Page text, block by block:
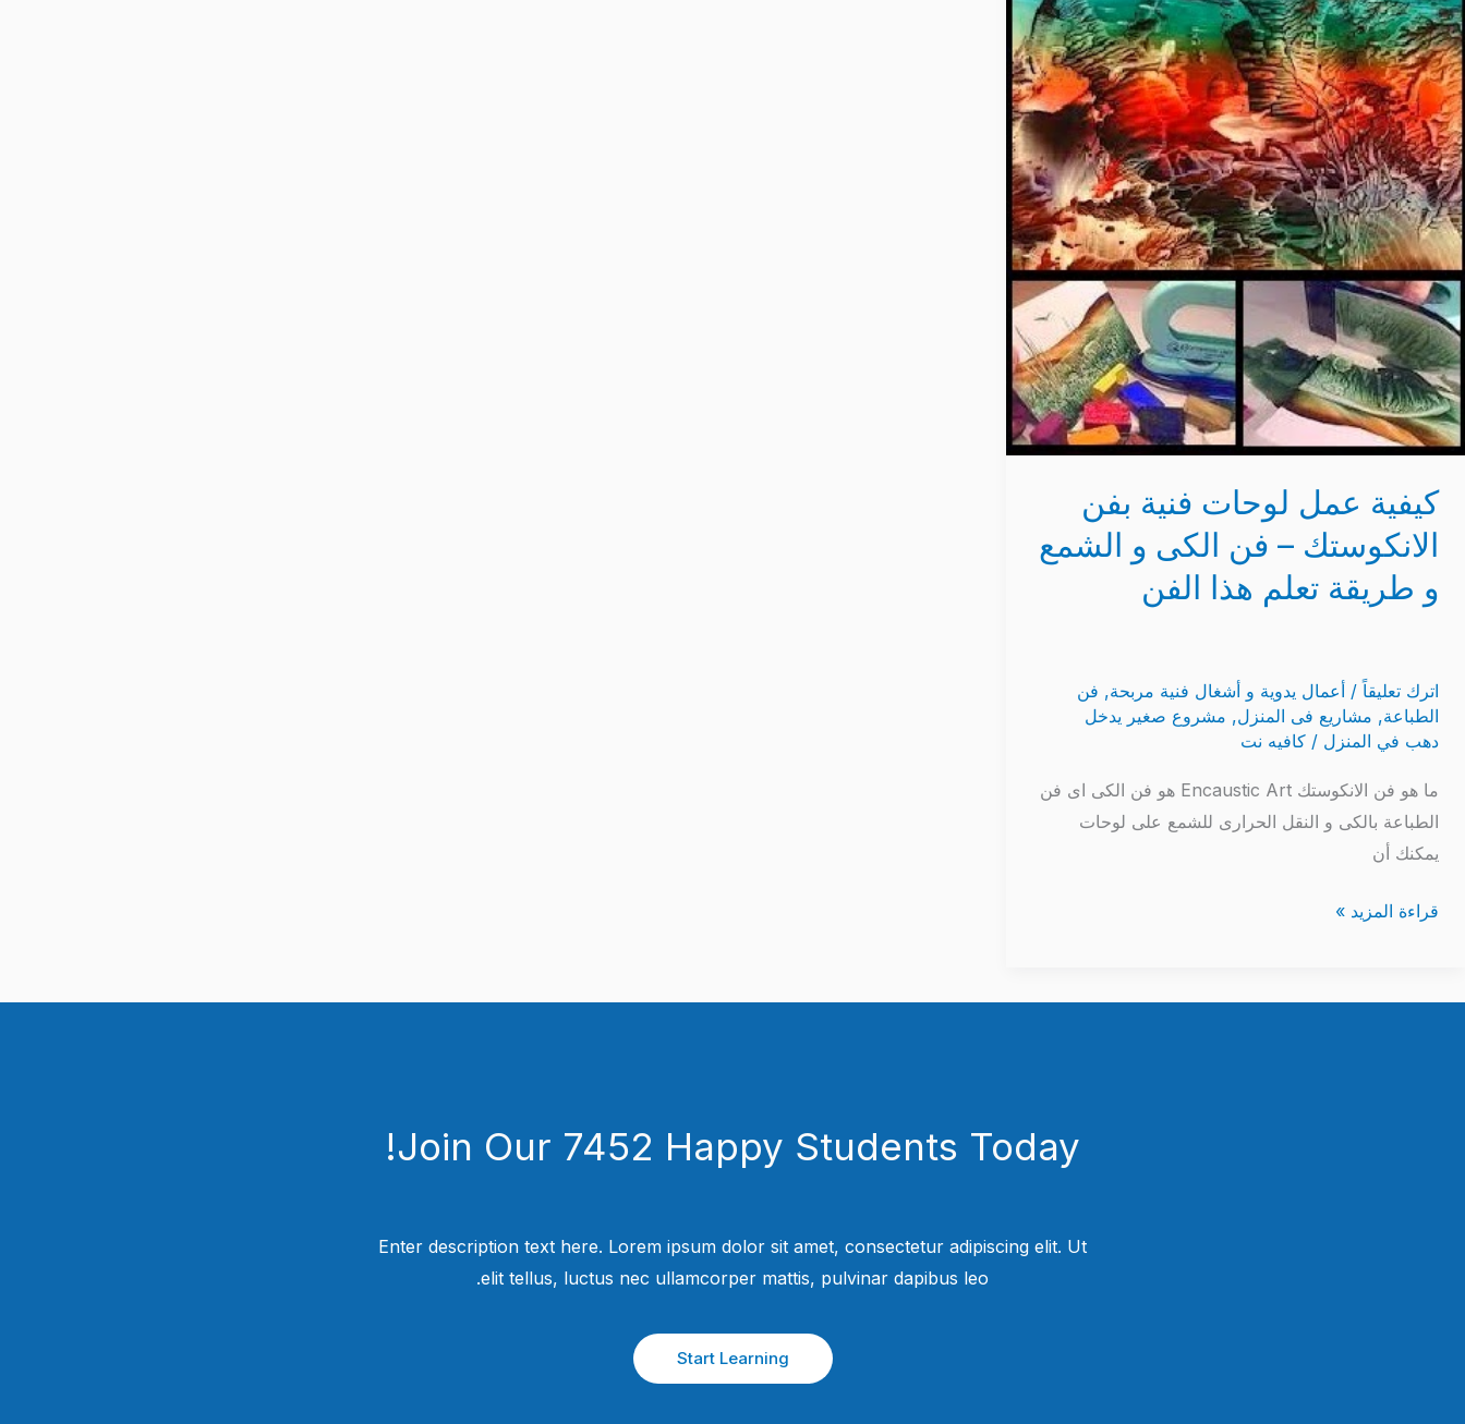
كيفية عمل لوحات فنية بفن
الانكوستك – فن الكى و الشمع
و طريقة تعلم هذا الفن
اترك تعليقاً / أعمال يدوية و أشغال فنية مربحة, فن
الطباعة, مشاريع فى المنزل, مشروع صغير يدخل
دهب في المنزل / كافيه نت
ما هو فن الانكوستك Encaustic Art هو فن الكى اى فن
الطباعة بالكى و النقل الحرارى للشمع على لوحات
يمكنك أن
عمل
لوحات
فنية
بفن
الانكوستك
–
فن
الكى
و
الشمع
و
طريقة
تعلم
هذا
الفن
قراءة المزيد »
Join Our 7452 Happy Students​ Today!
Enter description text here. Lorem ipsum dolor sit amet, consectetur adipiscing elit. Ut
elit tellus, luctus nec ullamcorper mattis, pulvinar dapibus leo.​
Start Learning